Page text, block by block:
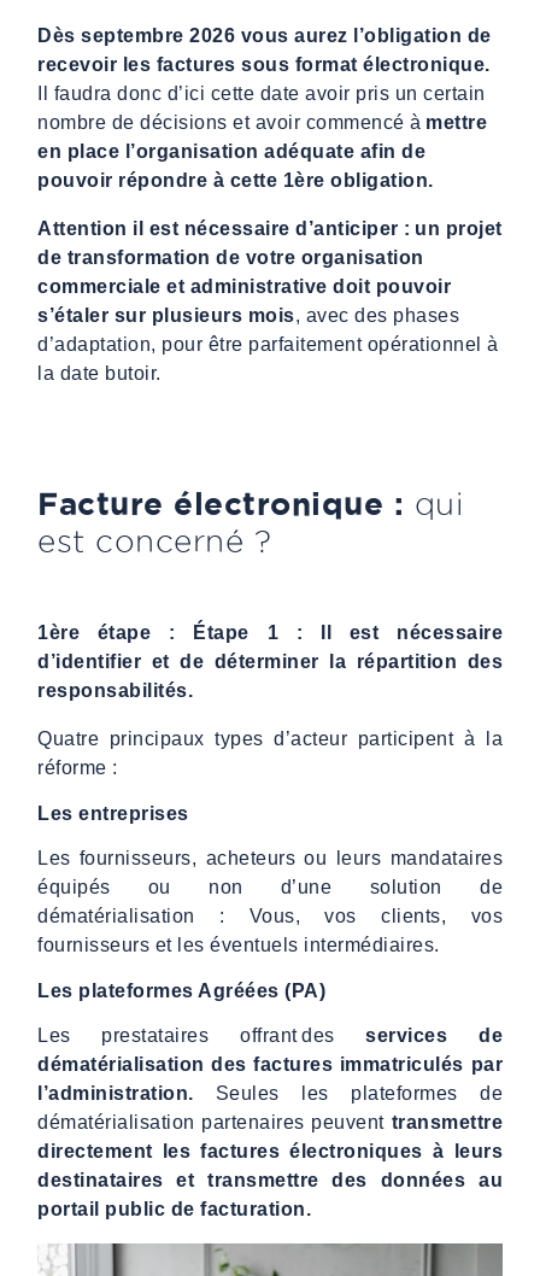
Dès septembre 2026 vous aurez l’obligation de
recevoir les factures sous format électronique.
Il faudra donc d’ici cette date avoir pris un certain
nombre de décisions et avoir commencé à mettre
en place l’organisation adéquate afin de
pouvoir répondre à cette 1ère obligation.
Attention il est nécessaire d’anticiper : un projet
de transformation de votre organisation
commerciale et administrative doit pouvoir
s’étaler sur plusieurs mois, avec des phases
d’adaptation, pour être parfaitement opérationnel à
la date butoir.
Facture électronique : qui
est concerné ?
1ère étape : Étape 1 : Il est nécessaire
d’identifier et de déterminer la répartition des
responsabilités.
Quatre principaux types d’acteur participent à la
réforme :
Les entreprises
Les fournisseurs, acheteurs ou leurs mandataires
équipés ou non d’une solution de
dématérialisation : Vous, vos clients, vos
fournisseurs et les éventuels intermédiaires.
Les plateformes Agréées (PA)
Les prestataires offrant desservices de
dématérialisation des factures immatriculés par
l’administration. Seules les plateformes de
dématérialisation partenaires peuventtransmettre
directement les factures électroniques à leurs
destinataires et transmettre des données au
portail public de facturation.